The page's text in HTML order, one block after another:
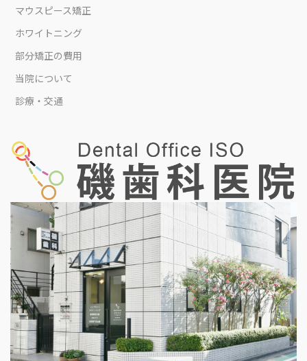
マウスピース矯正
ホワイトニング
部分矯正の費用
当院について
診療・交通